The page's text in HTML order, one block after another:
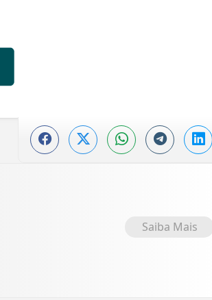
Saiba Mais